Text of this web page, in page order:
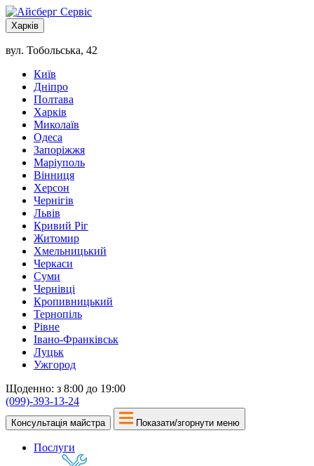
Харків
вул. Тобольська, 42
Київ
Дніпро
Полтава
Харків
Миколаїв
Одеса
Запоріжжя
Маріуполь
Вінниця
Херсон
Чернігів
Львів
Кривий Ріг
Житомир
Хмельницький
Черкаси
Суми
Чернівці
Кропивницький
Тернопіль
Рівне
Івано-Франківськ
Луцьк
Ужгород
Щоденно: з 8:00 до 19:00
(099)-393-13-24
Консультація майстра Показати/згорнути меню
Послуги